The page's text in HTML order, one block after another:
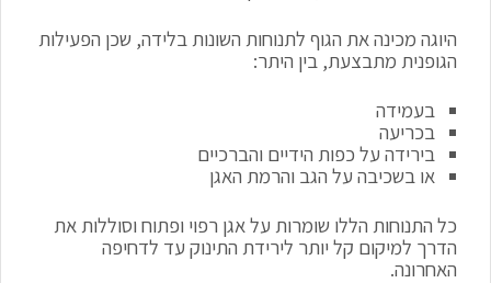
היוגה מכינה את הגוף לתנוחות השונות בלידה, שכן הפעילות
הגופנית מתבצעת, בין היתר:
בעמידה
בכריעה
בירידה על כפות הידיים והברכיים
או בשכיבה על הגב והרמת האגן
כל התנוחות הללו שומרות על אגן רפוי ופתוח וסוללות את
הדרך למיקום קל יותר לירידת התינוק עד לדחיפה
האחרונה.